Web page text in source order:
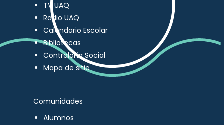
TV UAQ
Radio UAQ
Calendario Escolar
Bibliotecas
Contraloría Social
Mapa de sitio
Comunidades
Alumnos